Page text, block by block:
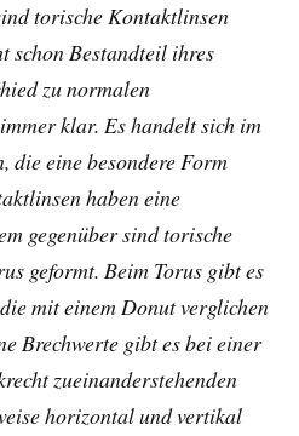
torische Kontaktlinsen
schon Bestandteil ihres
zu normalen
klar. Es handelt sich im
eine besondere Form
haben eine
gegenüber sind torische
geformt. Beim Torus gibt es
mit einem Donut verglichen
Brechwerte gibt es bei einer
zueinanderstehenden
horizontal und vertikal